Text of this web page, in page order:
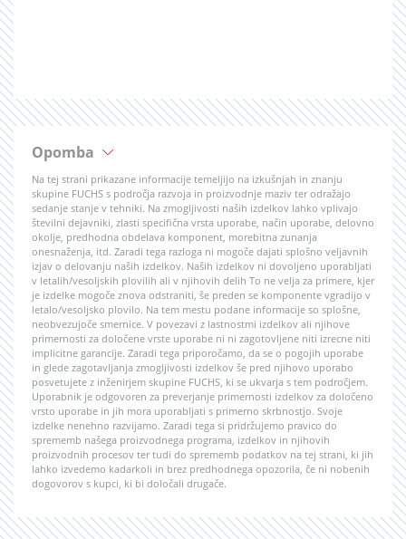
Opomba
Na tej strani prikazane informacije temeljijo na izkušnjah in znanju
skupine FUCHS s področja razvoja in proizvodnje maziv ter odražajo
sedanje stanje v tehniki. Na zmogljivosti naših izdelkov lahko vplivajo
številni dejavniki, zlasti specifična vrsta uporabe, način uporabe, delovno
okolje, predhodna obdelava komponent, morebitna zunanja
onesnaženja, itd. Zaradi tega razloga ni mogoče dajati splošno veljavnih
izjav o delovanju naših izdelkov. Naših izdelkov ni dovoljeno uporabljati
v letalih/vesoljskih plovilih ali v njihovih delih To ne velja za primere, kjer
je izdelke mogoče znova odstraniti, še preden se komponente vgradijo v
letalo/vesoljsko plovilo. Na tem mestu podane informacije so splošne,
neobvezujoče smernice. V povezavi z lastnostmi izdelkov ali njihove
primernosti za določene vrste uporabe ni ni zagotovljene niti izrecne niti
implicitne garancije. Zaradi tega priporočamo, da se o pogojih uporabe
in glede zagotavljanja zmogljivosti izdelkov še pred njihovo uporabo
posvetujete z inženirjem skupine FUCHS, ki se ukvarja s tem področjem.
Uporabnik je odgovoren za preverjanje primernosti izdelkov za določeno
vrsto uporabe in jih mora uporabljati s primerno skrbnostjo. Svoje
izdelke nenehno razvijamo. Zaradi tega si pridržujemo pravico do
sprememb našega proizvodnega programa, izdelkov in njihovih
proizvodnih procesov ter tudi do sprememb podatkov na tej strani, ki jih
lahko izvedemo kadarkoli in brez predhodnega opozorila, če ni nobenih
dogovorov s kupci, ki bi določali drugače.